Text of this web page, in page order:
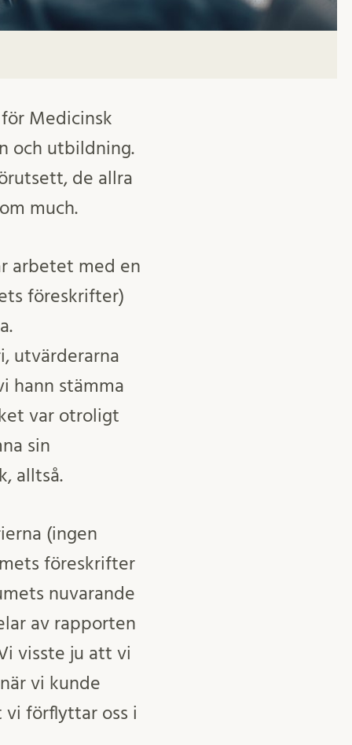
Medicinsk
och utbildning.
de allra
much.
arbetet med en
föreskrifter)
utvärderarna
hann stämma
var otroligt
sin
alltså.
(ingen
föreskrifter
nuvarande
av rapporten
visste ju att vi
vi kunde
förflyttar oss i